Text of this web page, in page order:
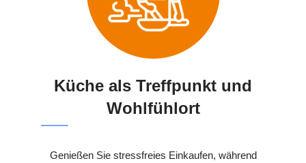
Küche als Treffpunkt und
Wohlfühlort
Genießen Sie stressfreies Einkaufen, während